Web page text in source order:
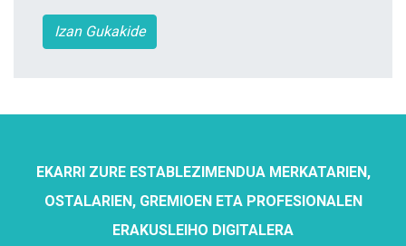
Izan Gukakide
EKARRI ZURE ESTABLEZIMENDUA MERKATARIEN,
OSTALARIEN, GREMIOEN ETA PROFESIONALEN
ERAKUSLEIHO DIGITALERA